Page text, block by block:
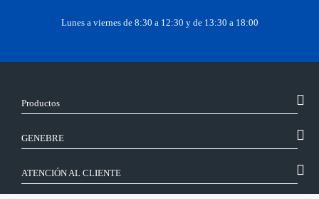
Lunes a viernes de 8:30 a 12:30 y de 13:30 a 18:00
Productos
GENEBRE
ATENCIÓN AL CLIENTE